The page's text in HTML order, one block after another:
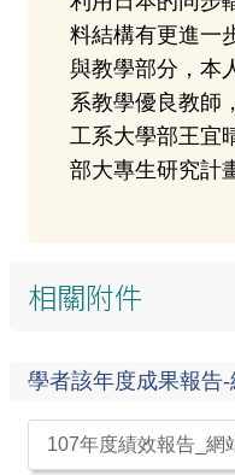
料結構有更進一
與教學部分，本
系教學優良教師
工系大學部王宜
部大專生研究計
相關附件
學者該年度成果報告-
107年度績效報告_網